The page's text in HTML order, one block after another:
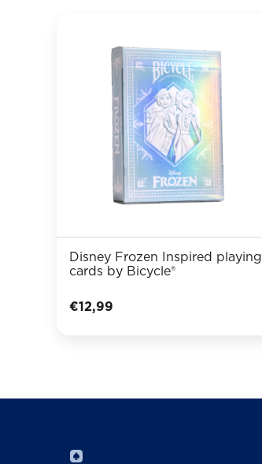
Disney Frozen Inspired playing
cards by Bicycle®
€12,99